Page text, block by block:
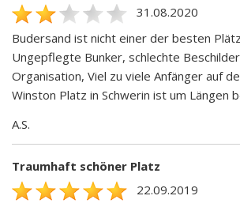
31.08.2020
Budersand ist nicht einer der besten
Ungepflegte Bunker, schlechte
Organisation, Viel zu viele Anfänger auf
Winston Platz in Schwerin ist um Längen
A.S.
Traumhaft schöner Platz
22.09.2019